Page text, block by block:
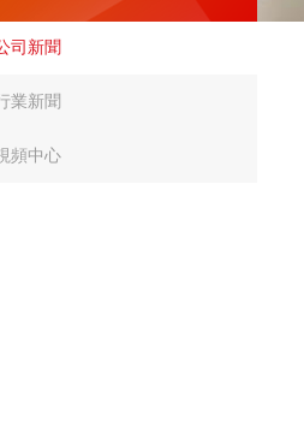
司新聞
業新聞
頻中心